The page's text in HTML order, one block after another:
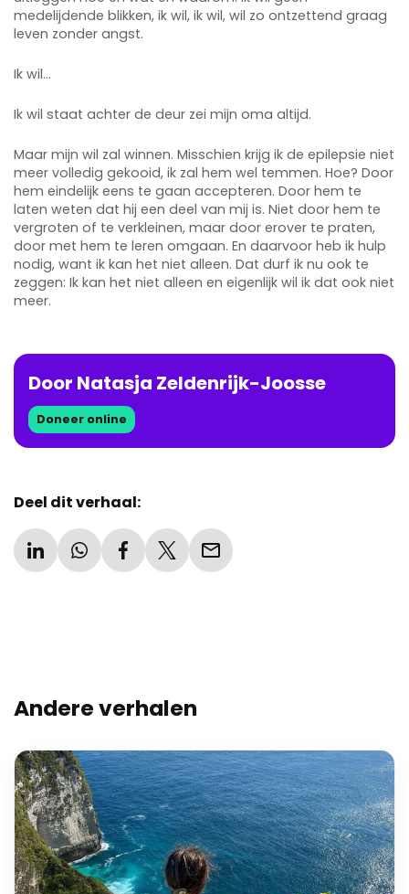
medelijdende blikken, ik wil, ik wil, wil zo ontzettend graag
leven zonder angst.
Ik wil…
Ik wil staat achter de deur zei mijn oma altijd.
Maar mijn wil zal winnen. Misschien krijg ik de epilepsie niet
meer volledig gekooid, ik zal hem wel temmen. Hoe? Door
hem eindelijk eens te gaan accepteren. Door hem te
laten weten dat hij een deel van mij is. Niet door hem te
vergroten of te verkleinen, maar door erover te praten,
door met hem te leren omgaan. En daarvoor heb ik hulp
nodig, want ik kan het niet alleen. Dat durf ik nu ook te
zeggen: Ik kan het niet alleen en eigenlijk wil ik dat ook niet
meer.
Door Natasja Zeldenrijk-Joosse
Doneer online
Deel dit verhaal:
Andere verhalen